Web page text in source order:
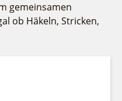
„Ludwig
gemeinsamen
ob Häkeln, Stricken,